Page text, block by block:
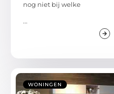
nog niet bij welke
...
WONINGEN